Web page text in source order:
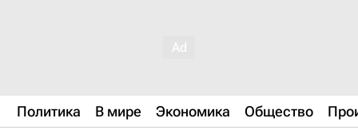
Политика В мире Экономика Общество